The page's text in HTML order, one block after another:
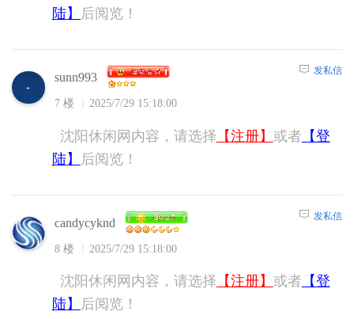
陆】
后阅览！
sunn993
7 楼 2025/7/29 15:18:00
发私信
沈阳休闲网内容，请选择 【注册】 或者 【登
陆】
后阅览！
candycyknd
8 楼 2025/7/29 15:18:00
发私信
沈阳休闲网内容，请选择 【注册】 或者 【登
陆】
后阅览！